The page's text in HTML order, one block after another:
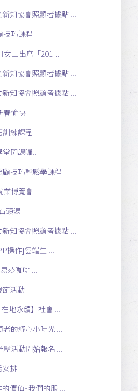
新知協會照顧者據點 ...
技巧課程
女士出席「201 ...
新知協會照顧者據點 ...
新知協會照顧者據點 ...
春愉快
訓練課程
堂開課囉!!
顧技巧輕鬆學課程
業博覽會
頭湯
新知協會照顧者據點 ...
操作]雲端生 ...
莎咖啡 ...
節活動
在地永續】社會 ...
者的紓心小時光 ...
壓活動開始報名 ...
安排
價值~我們的服 ...